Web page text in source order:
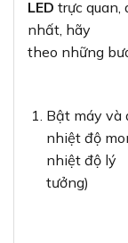
LED trực quan,
nhất, hãy
theo những
Bật máy và
nhiệt độ
nhiệt độ lý
tưởng)